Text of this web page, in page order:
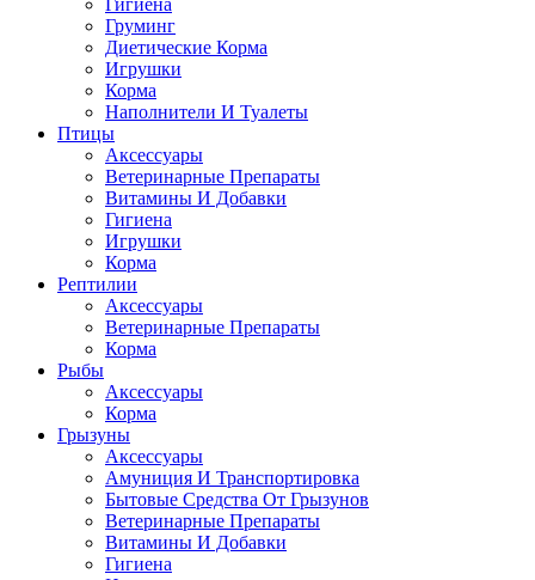
Гигиена
Груминг
Диетические Корма
Игрушки
Корма
Наполнители И Туалеты
Птицы
Аксессуары
Ветеринарные Препараты
Витамины И Добавки
Гигиена
Игрушки
Корма
Рептилии
Аксессуары
Ветеринарные Препараты
Корма
Рыбы
Аксессуары
Корма
Грызуны
Аксессуары
Амуниция И Транспортировка
Бытовые Средства От Грызунов
Ветеринарные Препараты
Витамины И Добавки
Гигиена